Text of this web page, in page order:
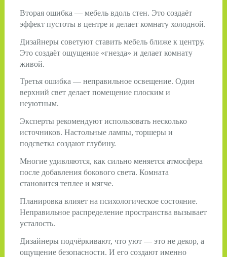
Вторая ошибка — мебель вдоль стен. Это создаёт
эффект пустоты в центре и делает комнату холодной.
Дизайнеры советуют ставить мебель ближе к центру.
Это создаёт ощущение «гнезда» и делает комнату
живой.
Третья ошибка — неправильное освещение. Один
верхний свет делает помещение плоским и
неуютным.
Эксперты рекомендуют использовать несколько
источников. Настольные лампы, торшеры и
подсветка создают глубину.
Многие удивляются, как сильно меняется атмосфера
после добавления бокового света. Комната
становится теплее и мягче.
Планировка влияет на психологическое состояние.
Неправильное распределение пространства вызывает
усталость.
Дизайнеры подчёркивают, что уют — это не декор, а
ощущение безопасности. И его создают именно